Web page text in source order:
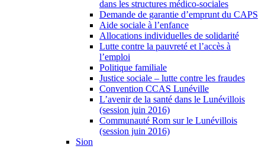
dans les structures médico-sociales
Demande de garantie d’emprunt du CAPS
Aide sociale à l’enfance
Allocations individuelles de solidarité
Lutte contre la pauvreté et l’accès à
l’emploi
Politique familiale
Justice sociale – lutte contre les fraudes
Convention CCAS Lunéville
L’avenir de la santé dans le Lunévillois
(session juin 2016)
Communauté Rom sur le Lunévillois
(session juin 2016)
Sion